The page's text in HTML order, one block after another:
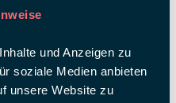
und Anzeigen zu
soziale Medien anbieten
unsere Website zu
FÜR DIE
der EXPO REAL begrüßen
sich in einem